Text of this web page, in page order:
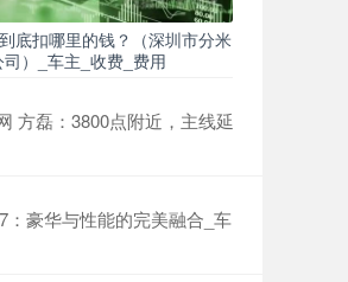
底扣哪里的钱？（深圳市分米
）_车主_收费_费用
方磊：3800点附近，主线延
：豪华与性能的完美融合​_车